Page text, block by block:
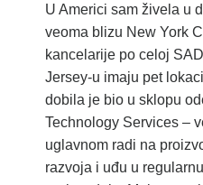
U Americi sam živela u
veoma blizu New York
kancelarije po celoj
Jersey-u imaju pet
dobila je bio u sklopu
Technology Services –
uglavnom radi na
razvoja i uđu u